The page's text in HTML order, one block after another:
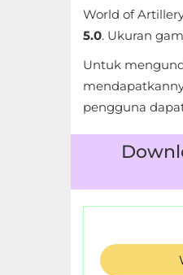
Education
Entertainment
World of
5.0. Ukuran
Untuk
pengguna